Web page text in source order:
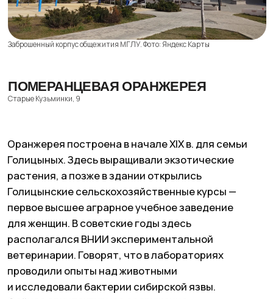
Померанцевая оранжерея. Фото: Яндекс Карты
Ресторан, построенный в послевоенные годы,
закрылся в 1970-е годы, а позже внутри
произошел пожар. После этого здание
забросили, но оно все еще привлекает жителей
и гостей столицы своим антуражем.
Подписывайтесь
на нас в Telegram
без СМС и регистраций
Петербург
Москва